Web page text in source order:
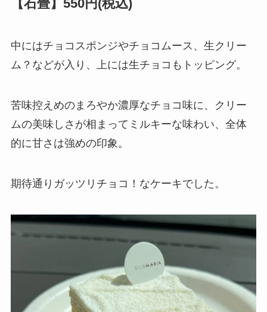
【石畳】550円(税込)
中にはチョコスポンジやチョコムース、生クリー
ム？などが入り、上には生チョコもトッピング。
苦味控えめのまろやか濃厚なチョコ味に、クリー
ムの美味しさが相まってミルキーな味わい、全体
的に甘さは強めの印象。
期待通りガッツリチョコ！なケーキでした。